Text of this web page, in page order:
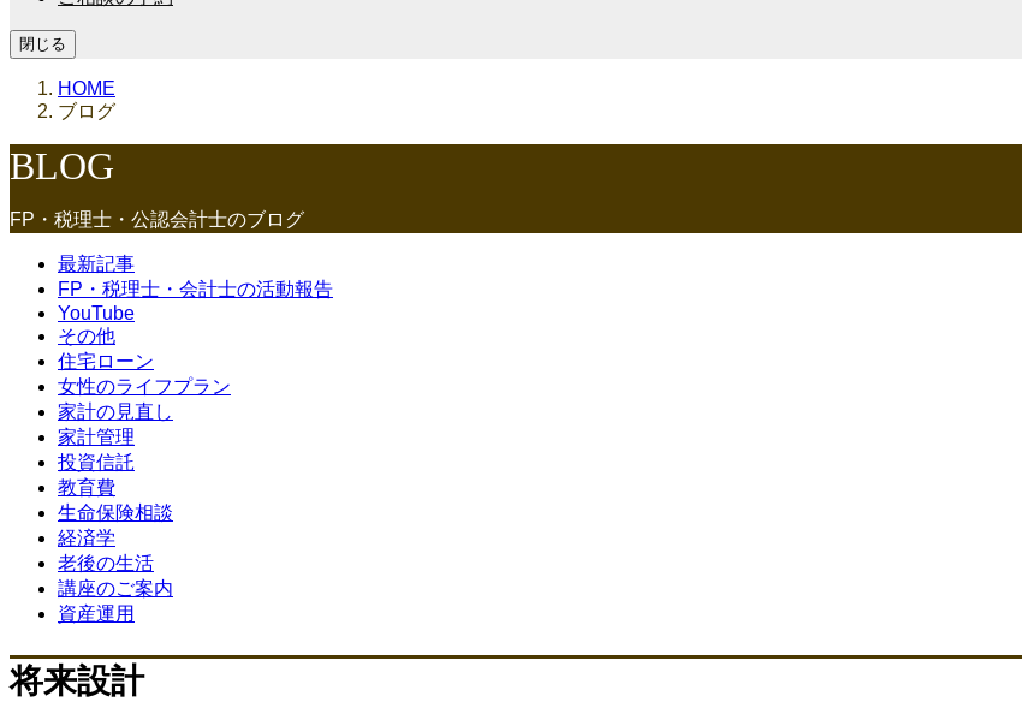
閉じる
HOME
ブログ
BLOG
FP・税理士・公認会計士のブログ
最新記事
FP・税理士・会計士の活動報告
YouTube
その他
住宅ローン
女性のライフプラン
家計の見直し
家計管理
投資信託
教育費
生命保険相談
経済学
老後の生活
講座のご案内
資産運用
将来設計